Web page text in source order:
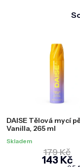
DAISE Tělová mycí
Vanilla, 265 ml
Skladem
143 Kč
179 Kč